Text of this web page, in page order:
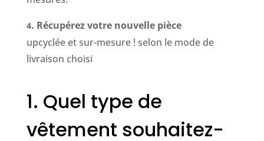
4. Récupérez votre nouvelle pièce
upcyclée et sur-mesure ! selon le mode de
livraison choisi
1. Quel type de
vêtement souhaitez-